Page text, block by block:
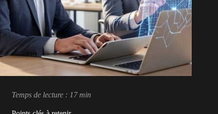
Temps de lecture : 17 min